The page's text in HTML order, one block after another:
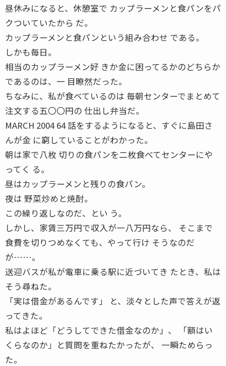
昼休みになると、休憩室で カップラーメンと食パンをパ
クついていたから だ。
カップラーメンと食パンという組み合わせ である。
しかも毎日。
相当のカップラーメン好 きか金に困ってるかのどちらか
であるのは、一 目瞭然だった。
ちなみに、私が食べているのは 毎朝センターでまとめて
注文する五〇〇円の 仕出し弁当だ。
MARCH 2004 64 話をするようになると、すぐに島田さ
んが金 に窮していることがわかった。
朝は家で八枚 切りの食パンを二枚食べてセンターにや
ってく る。
昼はカップラーメンと残りの食パン。
夜は 野菜炒めと焼酎。
この繰り返しなのだ、とい う。
しかし、家賃三万円で収入が一八万円なら、 そこまで
食費を切りつめなくても、やって行け そうなのだ
が……。
送迎バスが私が電車に乗る駅に近づいてき たとき、私は
そう尋ねた。
「実は借金があるんです」 と、淡々とした声で答えが返
ってきた。
私はよほど「どうしてできた借金なのか」、 「額はい
くらなのか」と質問を重ねたかったが、 一瞬ためらっ
た。